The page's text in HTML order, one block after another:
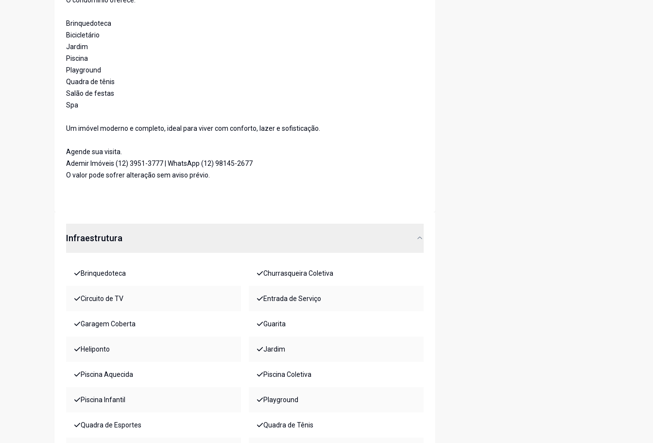
Brinquedoteca
Bicicletário
Jardim
Piscina
Playground
Quadra de tênis
Salão de festas
Spa
Um imóvel moderno e completo, ideal para viver com conforto, lazer e sofisticação.
Agende sua visita.
Ademir Imóveis (12) 3951-3777 | WhatsApp (12) 98145-2677
O valor pode sofrer alteração sem aviso prévio.
Infraestrutura
Brinquedoteca Churrasqueira Coletiva
Circuito de TV Entrada de Serviço
Garagem Coberta Guarita
Heliponto Jardim
Piscina Aquecida Piscina Coletiva
Piscina Infantil Playground
Quadra de Esportes Quadra de Tênis